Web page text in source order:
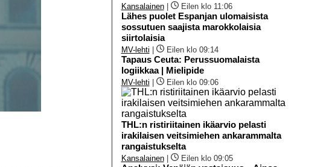
Kansalainen| Eilen klo 11:06
Lähes puolet Espanjan ulomaisista
sossutuen saajista marokkolaisia
siirtolaisia
MV-lehti Eilen klo 09:14
Tapaus Ceuta: Perussuomalaista
logiikkaa | Mielipide
MV-lehti Eilen klo 09:06
THL:n ristiriitainen ikäarvio pelasti
irakilaisen veitsimiehen ankarammalta
rangaistukselta
Kansalainen| Eilen klo 09:05